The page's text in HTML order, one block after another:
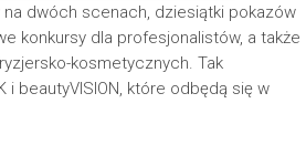
dwóch scenach, dziesiątki pokazów
konkursy dla profesjonalistów, a także
kosmetycznych. Tak
i beautyVISION, które odbędą się w